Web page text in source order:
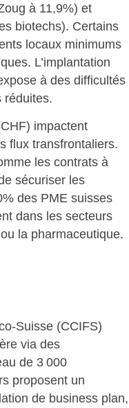
à 11,9%) et
biotechs). Certains
locaux minimums
L’implantation
à des difficultés
réduites.
impactent
flux transfrontaliers.
les contrats à
sécuriser les
des PME suisses
dans les secteurs
la pharmaceutique.
Suisse (CCIFS)
via des
de 3 000
proposent un
de business plan,